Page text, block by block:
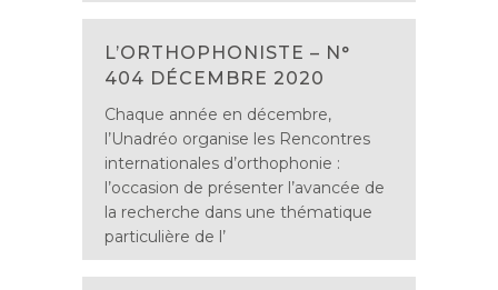
L’ORTHOPHONISTE – N°
404 DÉCEMBRE 2020
Chaque année en décembre,
l’Unadréo organise les Rencontres
internationales d’orthophonie :
l’occasion de présenter l’avancée de
la recherche dans une thématique
particulière de l’